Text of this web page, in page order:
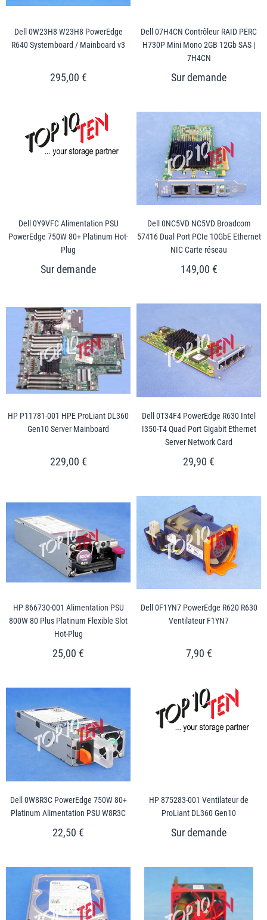
Dell 0W23H8 W23H8 PowerEdge
R640 Systemboard / Mainboard v3
295,00 €
Dell 07H4CN Contrôleur RAID PERC
H730P Mini Mono 2GB 12Gb SAS |
7H4CN
Dell 0Y9VFC Alimentation PSU
PowerEdge 750W 80+ Platinum Hot-
Plug
Dell 0NC5VD NC5VD Broadcom
57416 Dual Port PCIe 10GbE Ethernet
NIC Carte réseau
149,00 €
HP P11781-001 HPE ProLiant DL360
Gen10 Server Mainboard
229,00 €
Dell 0T34F4 PowerEdge R630 Intel
I350-T4 Quad Port Gigabit Ethernet
Server Network Card
29,90 €
HP 866730-001 Alimentation PSU
800W 80 Plus Platinum Flexible Slot
Hot-Plug
25,00 €
Dell 0F1YN7 PowerEdge R620 R630
Ventilateur F1YN7
7,90 €
Dell 0W8R3C PowerEdge 750W 80+
Platinum Alimentation PSU W8R3C
22,50 €
HP 875283-001 Ventilateur de
ProLiant DL360 Gen10